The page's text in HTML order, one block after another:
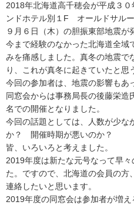
2018年北海道高千穂会が平成３
ンドホテル別１F オールドサルー
９月６日（木）の胆振東部地震が
今まで経験のなかった北海道全域
みを痛感しました。真冬の地震で
り、これが真冬に起きていたと思
今回の参加者は、地震の影響もあ
同窓会からは事務局長の後藤栄造
名での開催となりました。
今回の話題としては、人数が少な
か？ 開催時期が悪いのか？
皆、いろいろと考えました。
2019年度は新たな元号なって早
た。ですので、北海道の会員の方
連絡したいと思います。
2019年度の同窓会は参加者が増